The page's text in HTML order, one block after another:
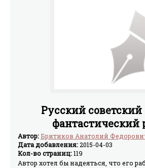
Русский
фантастический
Автор:Бритиков Анатолий
Дата добавления:2015-04-03
Кол-во страниц:119
Автор хотел бы надеяться, что его